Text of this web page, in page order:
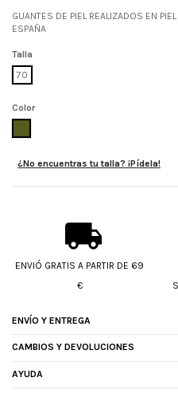
GUANTES DE PIEL REALIZADOS EN
ESPAÑA
Talla
70
Color
¿No encuentras tu talla? ¡Pídela!
ENVIÓ GRATIS A PARTIR DE 69
€
ENVÍO Y ENTREGA
CAMBIOS Y DEVOLUCIONES
AYUDA